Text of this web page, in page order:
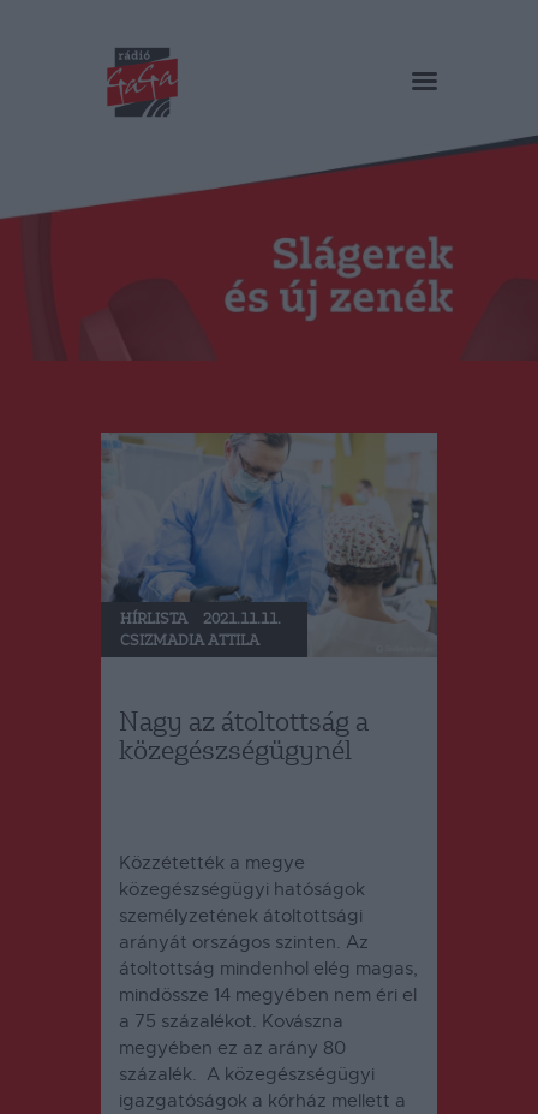
RÁDIÓ GAGA
Műsorok
Duma Duba
Podcast és videók
Stáb
Kapcsolat
HÍRLISTA
2021.11.11.
CSIZMADIA ATTILA
Nagy az átoltottság a
közegészségügynél
Közzétették a megye
közegészségügyi hatóságok
személyzetének átoltottsági
arányát országos szinten. Az
átoltottság mindenhol elég magas,
mindössze 14 megyében nem éri el
a 75 százalékot. Kovászna
megyében ez az arány 80
százalék. A közegészségügyi
igazgatóságok a kórház mellett a